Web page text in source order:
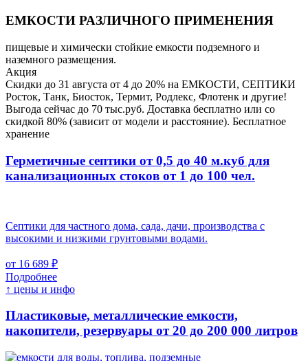
ЕМКОСТИ РАЗЛИЧНОГО ПРИМЕНЕНИЯ
пищевые и химически стойкие емкости подземного и
наземного размещения.
Акция
Скидки до 31 августа от 4 до 20% на ЕМКОСТИ, СЕПТИКИ
Росток, Танк, Биосток, Термит, Родлекс, Флотенк и другие!
Выгода сейчас до 70 тыс.руб. Доставка бесплатно или со
скидкой 80% (зависит от модели и расстояние). Бесплатное
хранение
Герметичные септики от 0,5 до 40 м.куб для
канализационных стоков от 1 до 100 чел.
Септики для частного дома, сада, дачи, производства с
высокими и низкими грунтовыми водами.
от 16 689 ₽
Подробнее
↑ цены и инфо
Пластиковые, металлические емкости,
накопители, резервуары от 20 до 200 000 литров